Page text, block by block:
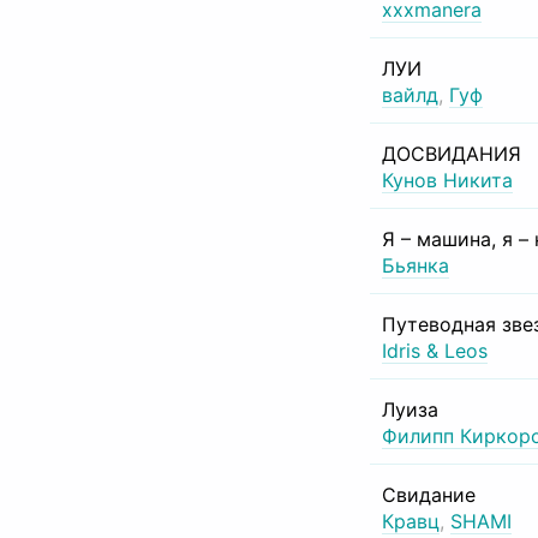
xxxmanera
ЛУИ
вайлд, Гуф
ДОСВИДАНИЯ
Кунов Никита
Я – машина, я –
Бьянка
Путеводная
Idris & Leos
Луиза
Филипп
Свидание
Кравц, SHAMI